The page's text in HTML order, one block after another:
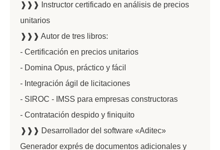
❱❱❱ Instructor certificado en análisis de precios
unitarios
❱❱❱ Autor de tres libros:
- Certificación en precios unitarios
- Domina Opus, práctico y fácil
- Integración ágil de licitaciones
- SIROC - IMSS para empresas constructoras
- Contratación despido y finiquito
❱❱❱ Desarrollador del software «Aditec»
Generador exprés de documentos adicionales y